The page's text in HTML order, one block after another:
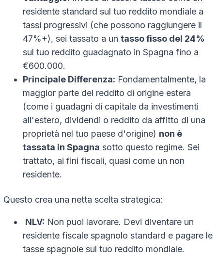
residente standard sul tuo reddito mondiale a
tassi progressivi (che possono raggiungere il
47%+), sei tassato a un tasso fisso del 24%
sul tuo reddito guadagnato in Spagna fino a
€600.000.
Principale Differenza: Fondamentalmente, la
maggior parte del reddito di origine estera
(come i guadagni di capitale da investimenti
all'estero, dividendi o reddito da affitto di una
proprietà nel tuo paese d'origine) non è
tassata in Spagna sotto questo regime. Sei
trattato, ai fini fiscali, quasi come un non
residente.
Questo crea una netta scelta strategica:
NLV: Non puoi lavorare. Devi diventare un
residente fiscale spagnolo standard e pagare le
tasse spagnole sul tuo reddito mondiale.